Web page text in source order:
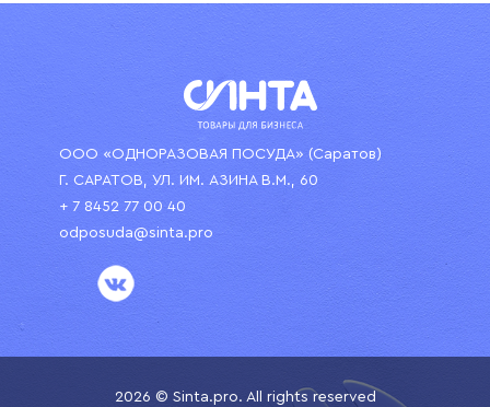
ООО «ОДНОРАЗОВАЯ ПОСУДА» (Саратов)
Г. САРАТОВ, УЛ. ИМ. АЗИНА В.М., 60
+ 7 8452 77 00 40
odposuda@sinta.pro
2026 © Sinta.pro. All rights reserved